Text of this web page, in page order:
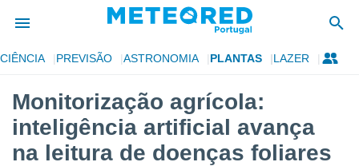
da
foi
para
CIÊNCIA PREVISÃO ASTRONOMIA PLANTAS LAZER
Monitorização agrícola:
inteligência artificial avança
na leitura de doenças foliares